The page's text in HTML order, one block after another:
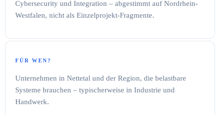
Cybersecurity und Integration – abgestimmt auf Nordrhein-
Westfalen, nicht als Einzelprojekt-Fragmente.
FÜR WEN?
Unternehmen in Nettetal und der Region, die belastbare
Systeme brauchen – typischerweise in Industrie und
Handwerk.